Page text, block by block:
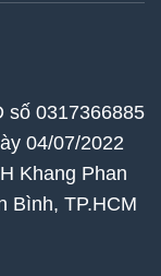
số 0317366885
04/07/2022
Khang Phan
Bình, TP.HCM